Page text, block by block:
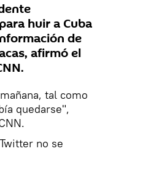
huir a Cuba
de
afirmó el
tal como
quedarse",
no se